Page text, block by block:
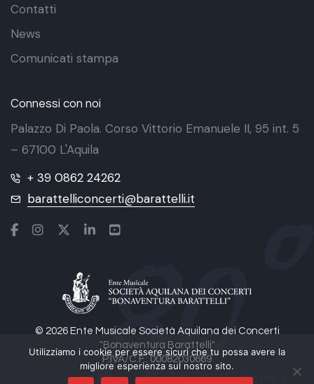
© 2026 Ente Musicale Società Aquilana dei Concerti
"Bonaventura Barattelli"
P.IVA/C.F.: 00082030669
Contatti
News
Comunicati stampa
Connessi con noi
Palazzo Di Paola. Corso Vittorio Emanuele II, 95 int. 5
– 67100 L'Aquila
+ 39 0862 24262
barattelliconcerti@barattelli.it
Utilizziamo i cookie per essere sicuri che tu possa avere la
migliore esperienza sul nostro sito.